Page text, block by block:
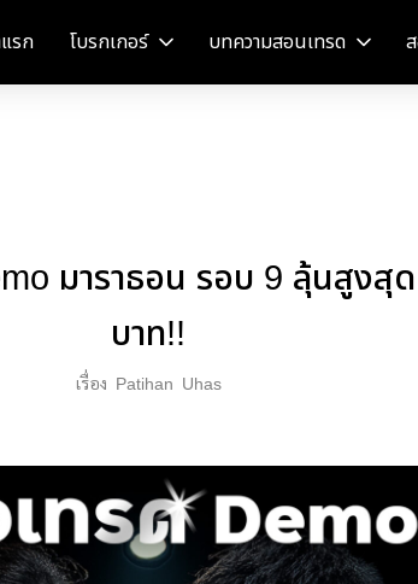
รก โบรกเกอร์ บทความสอนเทรด
มาราธอน รอบ 9 ลุ้นสูงสุ
บาท!!
เรื่อง Patihan Uhas